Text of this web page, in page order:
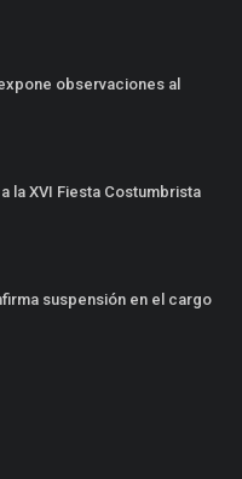
observaciones al
la XVI Fiesta Costumbrista
suspensión en el cargo